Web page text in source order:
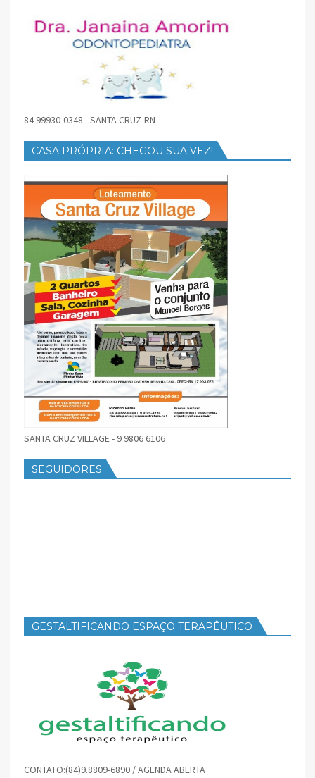
84 99930-0348 - SANTA CRUZ-RN
CASA PRÓPRIA: CHEGOU SUA VEZ!
SANTA CRUZ VILLAGE - 9 9806 6106
SEGUIDORES
GESTALTIFICANDO ESPAÇO TERAPÊUTICO
CONTATO:(84)9.8809-6890 / AGENDA ABERTA